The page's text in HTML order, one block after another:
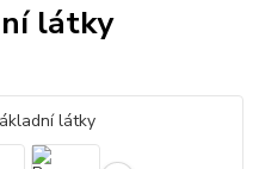
látky